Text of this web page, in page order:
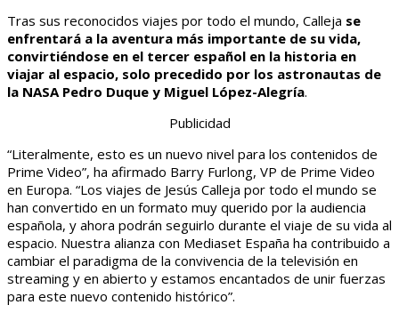
Tras sus reconocidos viajes por todo el mundo, Calleja se
enfrentará a la aventura más importante de su vida,
convirtiéndose en el tercer español en la historia en
viajar al espacio, solo precedido por los astronautas de
la NASA Pedro Duque y Miguel López-Alegría.
Publicidad
“Literalmente, esto es un nuevo nivel para los contenidos de
Prime Video”, ha afirmado Barry Furlong, VP de Prime Video
en Europa. “Los viajes de Jesús Calleja por todo el mundo se
han convertido en un formato muy querido por la audiencia
española, y ahora podrán seguirlo durante el viaje de su vida al
espacio. Nuestra alianza con Mediaset España ha contribuido a
cambiar el paradigma de la convivencia de la televisión en
streaming y en abierto y estamos encantados de unir fuerzas
para este nuevo contenido histórico”.